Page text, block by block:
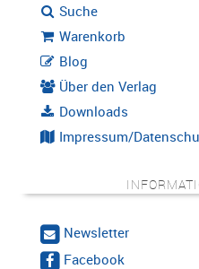
Suche
Warenkorb
Blog
Über den Verlag
Downloads
Impressum/
Newsletter
Facebook